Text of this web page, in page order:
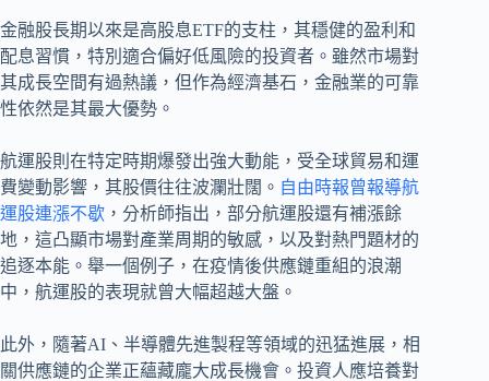
金融股長期以來是高股息ETF的支柱，其穩健的盈利和
配息習慣，特別適合偏好低風險的投資者。雖然市場對
其成長空間有過熱議，但作為經濟基石，金融業的可靠
性依然是其最大優勢。
航運股則在特定時期爆發出強大動能，受全球貿易和運
費變動影響，其股價往往波瀾壯闊。 自由時報曾報導航
運股連漲不歇 ，分析師指出，部分航運股還有補漲餘
地，這凸顯市場對產業周期的敏感，以及對熱門題材的
追逐本能。舉一個例子，在疫情後供應鏈重組的浪潮
中，航運股的表現就曾大幅超越大盤。
此外，隨著AI、半導體先進製程等領域的迅猛進展，相
關供應鏈的企業正蘊藏龐大成長機會。投資人應培養對